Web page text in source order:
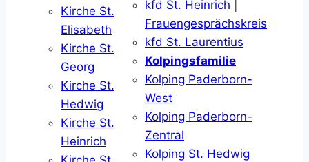
Kirche St.
Elisabeth
Kirche St.
Georg
Kirche St.
Hedwig
Kirche St.
Heinrich
kfd St. Heinrich
Frauengesprächskreis
kfd St. Laurentius
Kolpingsfamilie
Kolping Paderborn-
West
Kolping Paderborn-
Zentral
Kolping St. Hedwig